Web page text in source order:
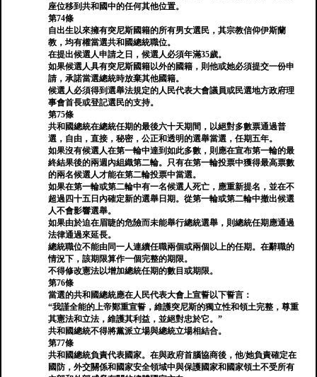
座位移到共和國中的任何其他位置。
第74條
自出生以來擁有突尼斯國籍的所有男女選民，其宗教信仰伊斯蘭
教，均有權當選共和國總統職位。
在提出候選人申請之日，候選人必須年滿35歲。
如果候選人具有突尼斯國籍以外的國籍，則他或她必須提交一份申
請，承諾當選總統時放棄其他國籍。
候選人必須得到選舉法規定的人民代表大會議員或民選地方政府理
事會首長或登記選民的支持。
第75條
共和國總統在總統任期的最後六十天期間，以絕對多數票通過普
選，自由，直接，秘密，公正和透明的選舉當選，任期五年。
如果沒有候選人在第一輪中達到如此多數，則應在宣布第一輪的最
終結果後的兩週內組織第二輪。只有在第一輪投票中獲得最高票數
的兩名候選人才能在第二輪投票中當選。
如果在第一輪或第二輪中有一名候選人死亡，應重新提名，並在不
超過四十五日內確定新的選舉日期。從第一輪或第二輪中撤出候選
人不會影響選舉。
如果由於迫在眉睫的危險而未能舉行總統選舉，則總統任期應通過
法律通過來延長。
總統職位不能由同一人連續任職兩個或兩個以上的任期。在辭職的
情況下，該期限算作一個完整的期限。
不得修改憲法以增加總統任期的數目或期限。
第76條
當選的共和國總統應在人民代表大會上宣誓以下誓言：
“我謹全能的上帝鄭重宣誓，維護突尼斯的獨立性和領土完整，尊重
其憲法和立法，維護其利益，並絕對忠於它。”
共和國總統不得將黨派立場與總統立場相結合。
第77條
共和國總統負責代表國家。在與政府首腦協商後，他/她負責確定在
國防，外交關係和國家安全領域中與保護國家和國家領土不受所有